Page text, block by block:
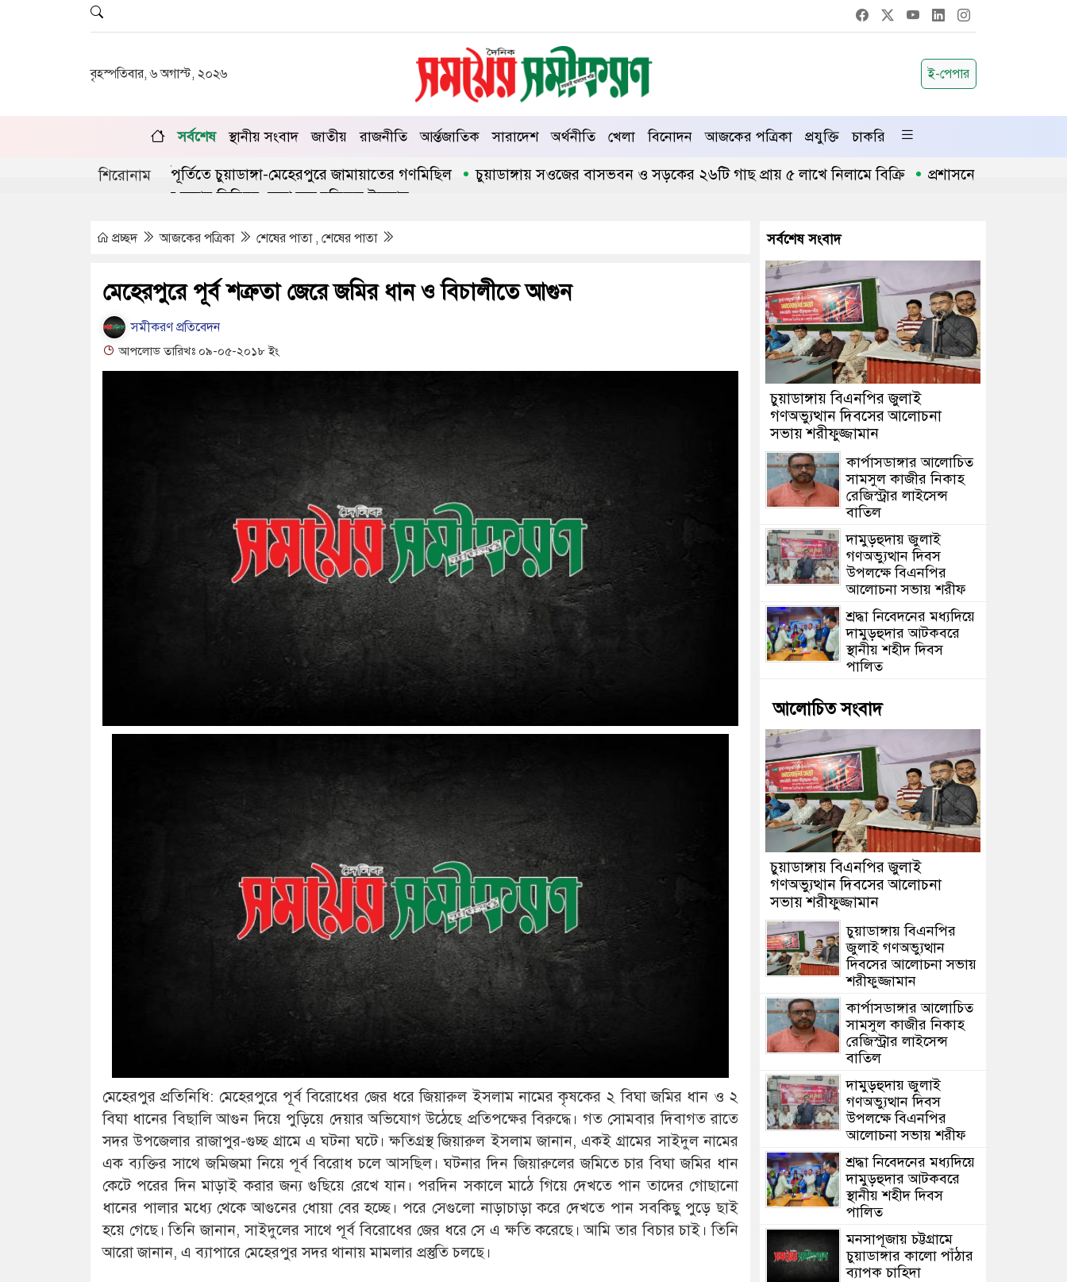
বৃহস্পতিবার, ৬ অগাস্ট, ২০২৬ ই-পেপার
সর্বশেষ স্থানীয় সংবাদ জাতীয় রাজনীতি আর্ন্তজাতিক সারাদেশ অর্থনীতি খেলা বিনোদন আজকের পত্রিকা প্রযুক্তি চাকরি
শিরোনাম
দ্বিতীয় বর্ষপূর্তিতে চুয়াডাঙ্গা-মেহেরপুরে জামায়াতের গণমিছিল চুয়াডাঙ্গায় সওজের বাসভবন ও সড়কের ২৬টি গাছ প্রায় ৫ লাখে নিলামে বিক্রি
প্রশাসনে অনুপ্রবেশ ঠেকাতে
লিগ্যাল এইড কমিটির সভায় সিনিয়র জেলা জজ রফিকুল ইসলাম
প্রচ্ছদ আজকের পত্রিকা শেষের পাতা , শেষের পাতা
মেহেরপুরে পূর্ব শত্রুতা জেরে জমির ধান ও বিচালীতে আগুন
সমীকরণ প্রতিবেদন
আপলোড তারিখঃ ০৯-০৫-২০১৮ ইং
মেহেরপুর প্রতিনিধি: মেহেরপুরে পূর্ব বিরোধের জের ধরে জিয়ারুল ইসলাম নামের কৃষকের ২ বিঘা জমির ধান ও ২
বিঘা ধানের বিছালি আগুন দিয়ে পুড়িয়ে দেয়ার অভিযোগ উঠেছে প্রতিপক্ষের বিরুদ্ধে। গত সোমবার দিবাগত রাতে
সদর উপজেলার রাজাপুর-গুচ্ছ গ্রামে এ ঘটনা ঘটে। ক্ষতিগ্রস্থ জিয়ারুল ইসলাম জানান, একই গ্রামের সাইদুল নামের
এক ব্যক্তির সাথে জমিজমা নিয়ে পূর্ব বিরোধ চলে আসছিল। ঘটনার দিন জিয়ারুলের জমিতে চার বিঘা জমির ধান
কেটে পরের দিন মাড়াই করার জন্য গুছিয়ে রেখে যান। পরদিন সকালে মাঠে গিয়ে দেখতে পান তাদের গোছানো
ধানের পালার মধ্যে থেকে আগুনের ধোয়া বের হচ্ছে। পরে সেগুলো নাড়াচাড়া করে দেখতে পান সবকিছু পুড়ে ছাই
হয়ে গেছে। তিনি জানান, সাইদুলের সাথে পূর্ব বিরোধের জের ধরে সে এ ক্ষতি করেছে। আমি তার বিচার চাই। তিনি
আরো জানান, এ ব্যাপারে মেহেরপুর সদর থানায় মামলার প্রস্তুতি চলছে।
সর্বশেষ সংবাদ
চুয়াডাঙ্গায় বিএনপির জুলাই
গণঅভ্যুত্থান দিবসের আলোচনা
সভায় শরীফুজ্জামান
কার্পাসডাঙ্গার আলোচিত
সামসুল কাজীর নিকাহ
রেজিস্ট্রার লাইসেন্স
বাতিল
দামুড়হুদায় জুলাই
গণঅভ্যুত্থান দিবস
উপলক্ষে বিএনপির
আলোচনা সভায় শরীফ
শ্রদ্ধা নিবেদনের মধ্যদিয়ে
দামুড়হুদার আটকবরে
স্থানীয় শহীদ দিবস
পালিত
আলোচিত সংবাদ
চুয়াডাঙ্গায় বিএনপির জুলাই
গণঅভ্যুত্থান দিবসের আলোচনা
সভায় শরীফুজ্জামান
চুয়াডাঙ্গায় বিএনপির
জুলাই গণঅভ্যুত্থান
দিবসের আলোচনা সভায়
শরীফুজ্জামান
কার্পাসডাঙ্গার আলোচিত
সামসুল কাজীর নিকাহ
রেজিস্ট্রার লাইসেন্স
বাতিল
দামুড়হুদায় জুলাই
গণঅভ্যুত্থান দিবস
উপলক্ষে বিএনপির
আলোচনা সভায় শরীফ
শ্রদ্ধা নিবেদনের মধ্যদিয়ে
দামুড়হুদার আটকবরে
স্থানীয় শহীদ দিবস
পালিত
মনসাপূজায় চট্টগ্রামে
চুয়াডাঙ্গার কালো পাঁঠার
ব্যাপক চাহিদা